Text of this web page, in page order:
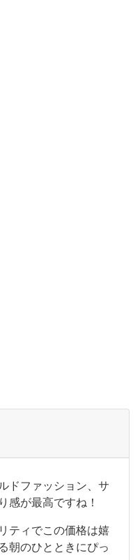
ドファッション、サ
感が最高ですね！
ティでこの価格は嬉
朝のひとときにぴっ